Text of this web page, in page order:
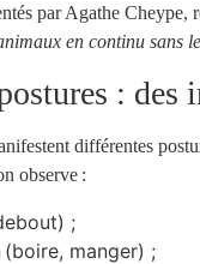
par Agathe
en continu sans
: des
différentes
observe :
;
(boire, manger) ;